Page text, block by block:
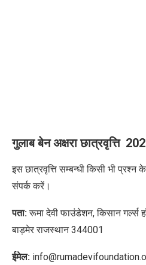
गुलाब बेन अक्षरा छात्रवृत्ति
इस छात्रवृत्ति सम्बन्धी किसी भी प्रश्न
संपर्क करें।
पता:रूमा देवी फाउंडेशन,किसान गर्ल्स
बाड़मेर राजस्थान344001
ईमेल: